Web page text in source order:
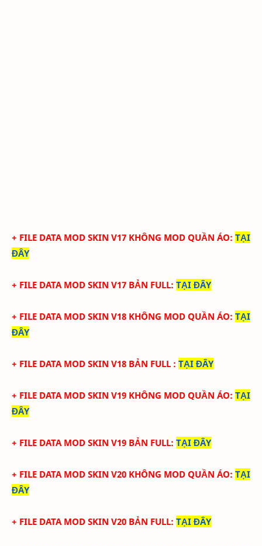
+ FILE DATA MOD SKIN V17 KHÔNG MOD QUẦN ÁO: TẠI
ĐÂY
+ FILE DATA MOD SKIN V17 BẢN FULL: TẠI ĐÂY
+ FILE DATA MOD SKIN V18 KHÔNG MOD QUẦN ÁO: TẠI
ĐÂY
+ FILE DATA MOD SKIN V18 BẢN FULL : TẠI ĐÂY
+ FILE DATA MOD SKIN V19 KHÔNG MOD QUẦN ÁO: TẠI
ĐÂY
+ FILE DATA MOD SKIN V19 BẢN FULL: TẠI ĐÂY
+ FILE DATA MOD SKIN V20 KHÔNG MOD QUẦN ÁO: TẠI
ĐÂY
+ FILE DATA MOD SKIN V20 BẢN FULL: TẠI ĐÂY